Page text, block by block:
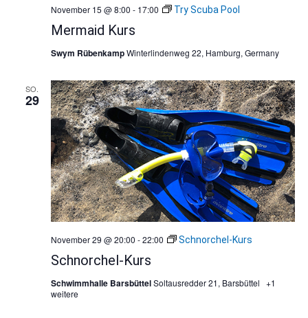
Mermaid Kurs
November 15 @ 8:00 - 17:00 Try Scuba Pool
Swym RübenkampWinterlindenweg 22, Hamburg, Germany
SO.
29
Schnorchel-Kurs
November 29 @ 20:00 -22:00 Schnorchel-Kurs
Schwimmhalle BarsbüttelSoltausredder 21, Barsbüttel +1
weitere